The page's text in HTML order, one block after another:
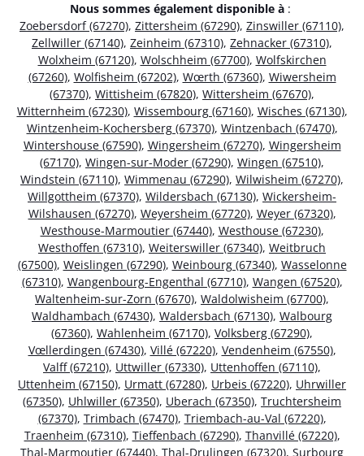
Nous sommes également disponible à :
Zoebersdorf (67270), Zittersheim (67290), Zinswiller (67110),
Zellwiller (67140), Zeinheim (67310), Zehnacker (67310),
Wolxheim (67120), Wolschheim (67700), Wolfskirchen
(67260), Wolfisheim (67202), Wœrth (67360), Wiwersheim
(67370), Wittisheim (67820), Wittersheim (67670),
Witternheim (67230), Wissembourg (67160), Wisches (67130),
Wintzenheim-Kochersberg (67370), Wintzenbach (67470),
Wintershouse (67590), Wingersheim (67270), Wingersheim
(67170), Wingen-sur-Moder (67290), Wingen (67510),
Windstein (67110), Wimmenau (67290), Wilwisheim (67270),
Willgottheim (67370), Wildersbach (67130), Wickersheim-
Wilshausen (67270), Weyersheim (67720), Weyer (67320),
Westhouse-Marmoutier (67440), Westhouse (67230),
Westhoffen (67310), Weiterswiller (67340), Weitbruch
(67500), Weislingen (67290), Weinbourg (67340), Wasselonne
(67310), Wangenbourg-Engenthal (67710), Wangen (67520),
Waltenheim-sur-Zorn (67670), Waldolwisheim (67700),
Waldhambach (67430), Waldersbach (67130), Walbourg
(67360), Wahlenheim (67170), Volksberg (67290),
Vœllerdingen (67430), Villé (67220), Vendenheim (67550),
Valff (67210), Uttwiller (67330), Uttenhoffen (67110),
Uttenheim (67150), Urmatt (67280), Urbeis (67220), Uhrwiller
(67350), Uhlwiller (67350), Uberach (67350), Truchtersheim
(67370), Trimbach (67470), Triembach-au-Val (67220),
Traenheim (67310), Tieffenbach (67290), Thanvillé (67220),
Thal-Marmoutier (67440), Thal-Drulingen (67320), Surbourg